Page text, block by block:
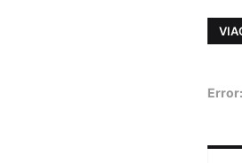
Error: